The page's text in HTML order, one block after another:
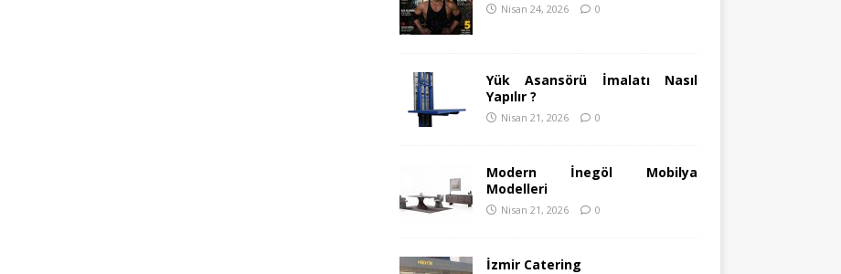
Nisan 24, 2026 0
Yük Asansörü İmalatı Nasıl
Yapılır ?
Nisan 21, 2026 0
Modern İnegöl Mobilya
Modelleri
Nisan 21, 2026 0
İzmir Catering